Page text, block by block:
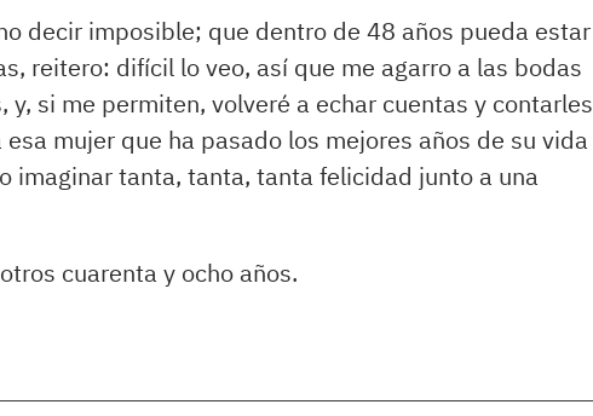
decir imposible; que dentro de 48 años pueda estar
reitero: difícil lo veo, así que me agarro a las bodas
y, si me permiten, volveré a echar cuentas y contarles
mujer que ha pasado los mejores años de su vida
imaginar tanta, tanta, tanta felicidad junto a una
cuarenta y ocho años.